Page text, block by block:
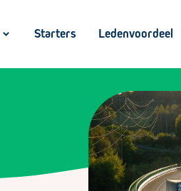
Starters Ledenvoordeel